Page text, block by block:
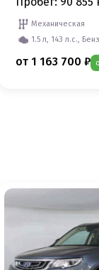
Механическая
1.5 л, 143 л.с.,
от 1 163 700 ₽